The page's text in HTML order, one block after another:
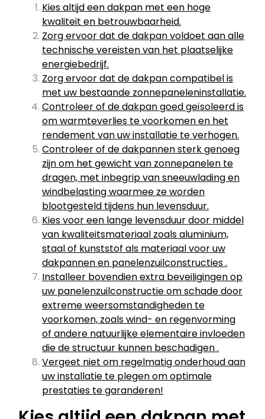
Kies altijd een dakpan met een hoge
kwaliteit en betrouwbaarheid.
Zorg ervoor dat de dakpan voldoet aan alle
technische vereisten van het plaatselijke
energiebedrijf.
Zorg ervoor dat de dakpan compatibel is
met uw bestaande zonnepaneleninstallatie.
Controleer of de dakpan goed geïsoleerd is
om warmteverlies te voorkomen en het
rendement van uw installatie te verhogen.
Controleer of de dakpannen sterk genoeg
zijn om het gewicht van zonnepanelen te
dragen, met inbegrip van sneeuwlading en
windbelasting waarmee ze worden
blootgesteld tijdens hun levensduur.
Kies voor een lange levensduur door middel
van kwaliteitsmateriaal zoals aluminium,
staal of kunststof als materiaal voor uw
dakpannen en panelenzuilconstructies .
Installeer bovendien extra beveiligingen op
uw panelenzuilconstructie om schade door
extreme weersomstandigheden te
voorkomen, zoals wind- en regenvorming
of andere natuurlijke elementaire invloeden
die de structuur kunnen beschadigen .
Vergeet niet om regelmatig onderhoud aan
uw installatie te plegen om optimale
prestaties te garanderen!